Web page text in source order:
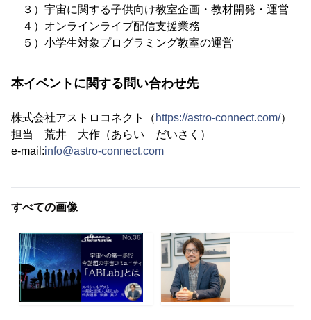
３）宇宙に関する子供向け教室企画・教材開発・運営
４）オンラインライブ配信支援業務
５）小学生対象プログラミング教室の運営
本イベントに関する問い合わせ先
株式会社アストロコネクト（ https://astro-connect.com/）
担当 荒井 大作（あらい だいさく）
e-mail:info@astro-connect.com
すべての画像